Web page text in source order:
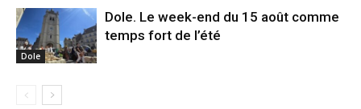
Dole
Dole. Le week-end du 15 août comme
temps fort de l’été